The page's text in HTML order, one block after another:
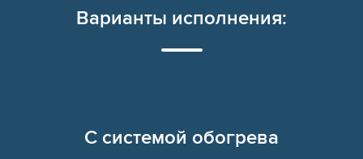
Варианты исполнения:
C системой обогрева